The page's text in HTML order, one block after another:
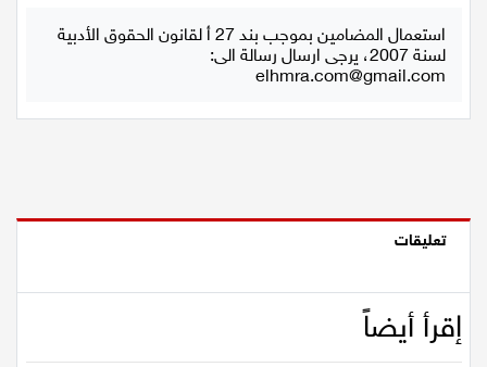
استعمال المضامين بموجب بند 27 أ لقانون الحقوق الأدبية
لسنة 2007، يرجى ارسال رسالة الى:
elhmra.com@gmail.com
تعليقات
إقرأ أيضاً